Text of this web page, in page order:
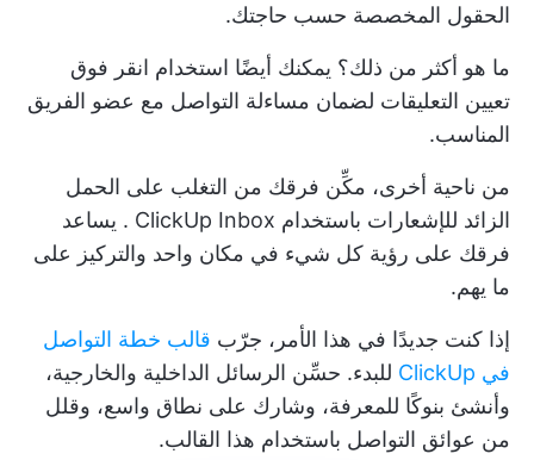
الحقول المخصصة حسب حاجتك.
ما هو أكثر من ذلك؟ يمكنك أيضًا استخدام انقر فوق
تعيين التعليقات لضمان مساءلة التواصل مع عضو الفريق
المناسب.
من ناحية أخرى، مكِّن فرقك من التغلب على الحمل
الزائد للإشعارات باستخدام ClickUp Inbox . يساعد
فرقك على رؤية كل شيء في مكان واحد والتركيز على
ما يهم.
إذا كنت جديدًا في هذا الأمر، جرّب قالب خطة التواصل
في ClickUp
للبدء. حسِّن الرسائل الداخلية والخارجية،
وأنشئ بنوكًا للمعرفة، وشارك على نطاق واسع، وقلل
من عوائق التواصل باستخدام هذا القالب.